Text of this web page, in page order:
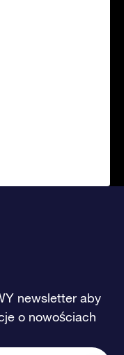
newsletter aby
o nowościach